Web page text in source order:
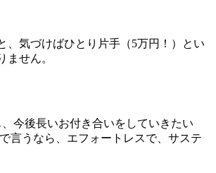
、気づけばひとり片手（5万円！）とい
せん。
今後長いお付き合いをしていきたい
言うなら、エフォートレスで、サステ